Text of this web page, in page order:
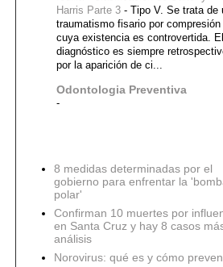
Harris Parte 3 - Tipo V. Se trata de
traumatismo fisario por compresión
cuya existencia es controvertida. El
diagnóstico es siempre
por la aparición de ci...
Odontologia Preventiva
-
8 medidas determinadas por el
gobierno para enfrentar la
polar'
Confirman 10 muertes por
en Santa Cruz y hay 8 casos
análisis
Norovirus: qué es y cómo